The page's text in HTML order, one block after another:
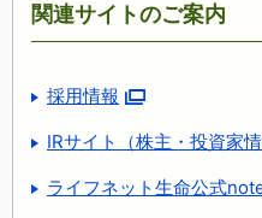
関連サイトのご案内
採用情報
IRサイト（株主・投資家情
ライフネット生命公式